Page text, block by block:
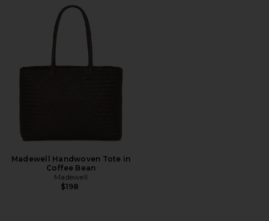
Madewell Handwoven Tote in
Coffee Bean
Madewell
$198